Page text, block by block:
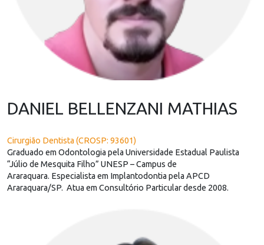
DANIEL BELLENZANI MATHIAS
Cirurgião Dentista (CROSP: 93601)
Graduado em Odontologia pela Universidade Estadual Paulista
“Júlio de Mesquita Filho” UNESP – Campus de
Araraquara. Especialista em Implantodontia pela APCD
Araraquara/SP. Atua em Consultório Particular desde 2008.